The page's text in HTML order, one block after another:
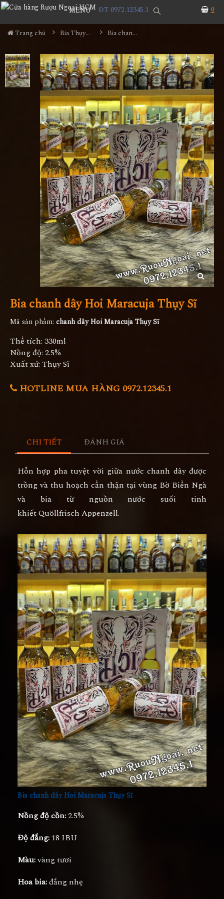
0
MENU ĐT 0972.12345.1
Trang chủ Bia Thụy Sĩ Bia chanh dây Hoi Maracuja Thụy Sĩ
Bia chanh dây Hoi Maracuja Thụy Sĩ
Mã sản phẩm: chanh dây Hoi Maracuja Thụy Sĩ
Thể tích: 330ml
Nồng độ: 2.5%
Xuất xứ: Thụy Sĩ
HOTLINE MUA HÀNG 0972.12345.1
CHI TIẾT ĐÁNH GIÁ
Hỗn hợp pha tuyệt vời giữa nước chanh dây được
trồng và thu hoạch cẩn thận tại vùng Bờ Biển Ngà
và bia từ nguồn nước suối tinh
khiết Quöllfrisch Appenzell.
Bia chanh dây Hoi Maracuja Thụy Sĩ
Nồng độ cồn:2.5%
Độ đắng:18 IBU
Màu:vàng tươi
Hoa bia:đắng nhẹ